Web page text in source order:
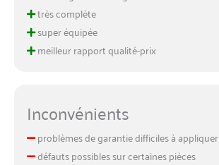
très complète
super équipée
meilleur rapport qualité-prix
Inconvénients
problèmes de garantie difficiles à appliquer
défauts possibles sur certaines pièces